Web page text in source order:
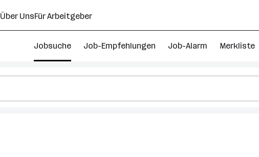
Über UnsFür Arbeitgeber
Jobsuche Job-Empfehlungen Job-Alarm Merkliste